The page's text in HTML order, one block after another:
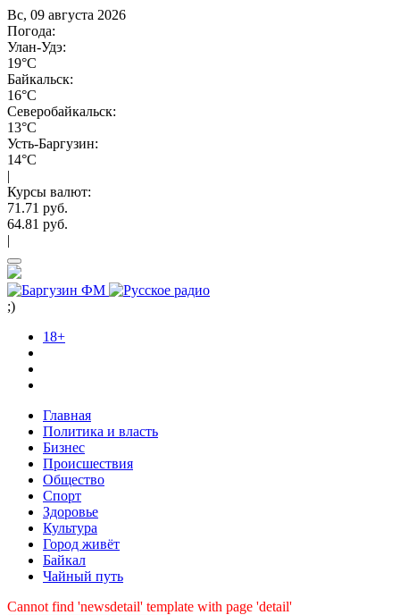
Вс, 09 августа 2026
Погода:
Улан-Удэ:
19°C
Байкальск:
16°C
Северобайкальск:
13°C
Усть-Баргузин:
14°C
|
Курсы валют:
71.71 руб.
64.81 руб.
|
;)
18+
Главная
Политика и власть
Бизнес
Происшествия
Общество
Cпорт
Здоровье
Культура
Город живёт
Байкал
Чайный путь
Cannot find 'newsdetail' template with page 'detail'